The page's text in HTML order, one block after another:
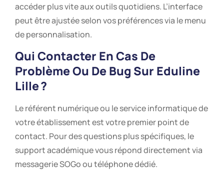
accéder plus vite aux outils quotidiens. L’interface
peut être ajustée selon vos préférences via le menu
de personnalisation.
Qui Contacter En Cas De
Problème Ou De Bug Sur Eduline
Lille?
Le référent numérique ou le service informatique de
votre établissement est votre premier point de
contact. Pour des questions plus spécifiques, le
support académique vous répond directement via
messagerie SOGo ou téléphone dédié.